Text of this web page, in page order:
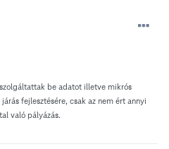
be adatot illetve mikrós
fejlesztésére, csak az nem ért annyi
való pályázás.